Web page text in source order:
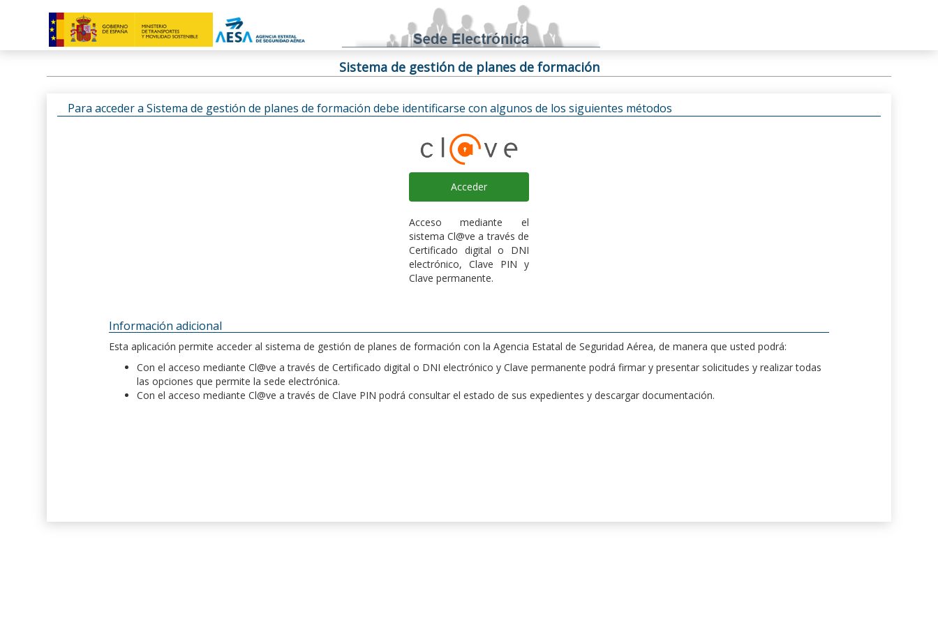
Sistema de gestión de planes de formación
Para acceder a Sistema de gestión de planes de formación debe identificarse con algunos de los siguientes métodos
Acceder
Acceso mediante el
sistema Cl@ve a través de
Certificado digital o DNI
electrónico, Clave PIN y
Clave permanente.
Información adicional
Esta aplicación permite acceder al sistema de gestión de planes de formación con la Agencia Estatal de Seguridad Aérea, de manera que usted podrá:
Con el acceso mediante Cl@ve a través de Certificado digital o DNI electrónico y Clave permanente podrá firmar y presentar solicitudes y realizar todas
las opciones que permite la sede electrónica.
Con el acceso mediante Cl@ve a través de Clave PIN podrá consultar el estado de sus expedientes y descargar documentación.